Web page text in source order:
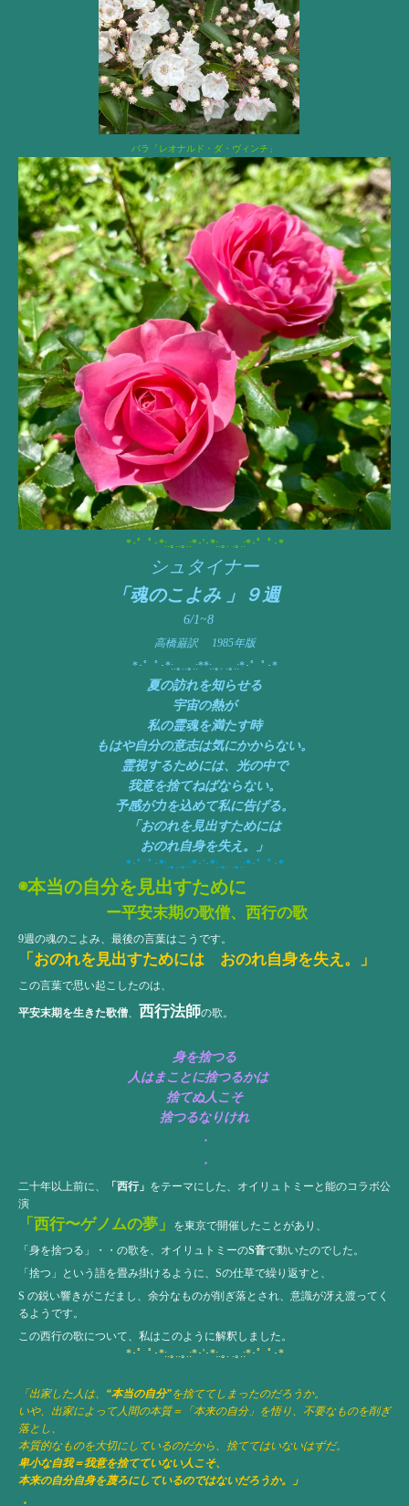
バラ「レオナルド・ダ・ヴィンチ」
*･゜ﾟ･*:.｡..｡.:*･'･*:.｡. .｡.:*･゜ﾟ･*
シュタイナー
「魂のこよみ 」９週
6/1~8
高橋巌訳 1985年版
*･゜ﾟ･*:.｡..｡.:**:.｡. .｡.:*･゜ﾟ･*
夏の訪れを知らせる
宇宙の熱が
私の霊魂を満たす時
もはや自分の意志は気にかからない。
霊視するためには、光の中で
我意を捨てねばならない。
予感が力を込めて私に告げる。
「おのれを見出すためには
おのれ自身を失え。」
*･゜ﾟ･*:.｡..｡.:*･'･*:.｡. .｡.:*･゜ﾟ･*
◉本当の自分を見出すために
ー平安末期の歌僧、西行の歌
9週の魂のこよみ、最後の言葉はこうです。
「おのれを見出すためには おのれ自身を失え。」
この言葉で思い起こしたのは、
平安末期を生きた歌僧、 西行法師の歌。
身を捨つる
人はまことに捨つるかは
捨てぬ人こそ
捨つるなりけれ
・
・
二十年以上前に、
「西行」 をテーマにした、オイリュトミーと能のコラボ公
演
「西行〜ゲノムの夢」
を東京で開催したことがあり、
「身を捨つる」・・の歌を、オイリュトミーのS音で動いたのでした。
「捨つ」という語を畳み掛けるように、Sの仕草で繰り返すと、
S の鋭い響きがこだまし、余分なものが削ぎ落とされ、意識が冴え渡ってく
るようです。
この西行の歌について、私はこのように解釈しました。
*･゜ﾟ･*:.｡..｡.:*･'･*:.｡. .｡.:*･゜ﾟ･*
「出家した人は、 “本当の自分”を捨ててしまったのだろうか。
いや、出家によって人間の本質＝「本来の自分」を悟り、不要なものを削ぎ
落とし、
本質的なものを大切にしているのだから、捨ててはいないはずだ。
卑小な自我＝我意を捨てていない人こそ、
本来の自分自身を蔑ろにしているのではないだろうか。」